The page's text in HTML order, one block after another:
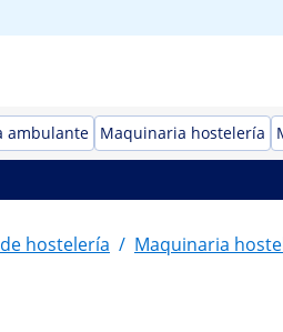
ambulante Maquinaria hostelería
hostelería / Maquinaria